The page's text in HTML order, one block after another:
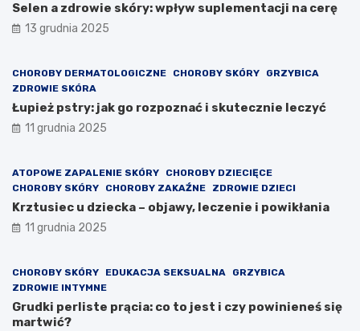
Selen a zdrowie skóry: wpływ suplementacji na cerę
13 grudnia 2025
CHOROBY DERMATOLOGICZNE CHOROBY SKÓRY
GRZYBICA
ZDROWIE SKÓRA
Łupież pstry: jak go rozpoznać i skutecznie leczyć
11 grudnia 2025
ATOPOWE ZAPALENIE SKÓRY
CHOROBY DZIECIĘCE
CHOROBY SKÓRY
CHOROBY ZAKAŹNE ZDROWIE DZIECI
Krztusiec u dziecka – objawy, leczenie i powikłania
11 grudnia 2025
CHOROBY SKÓRY EDUKACJA SEKSUALNA
GRZYBICA
ZDROWIE INTYMNE
Grudki perliste prącia: co to jest i czy powinieneś się
martwić?